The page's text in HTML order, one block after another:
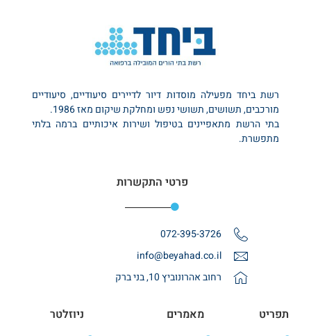
רשת ביחד מפעילה מוסדות דיור לדיירים סיעודיים, סיעודיים
מורכבים, תשושים, תשושי נפש ומחלקת שיקום מאז 1986.
בתי הרשת מתאפיינים בטיפול ושירות איכותיים ברמה בלתי
מתפשרת.
פרטי התקשרות
072-395-3726
info@beyahad.co.il
רחוב אהרונוביץ 10, בני ברק
תפריט מאמרים ניוזלטר